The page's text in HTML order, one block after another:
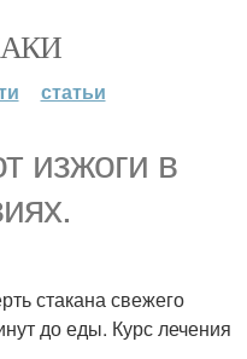
статьи
изжоги в
стакана свежего
до еды. Курс лечения